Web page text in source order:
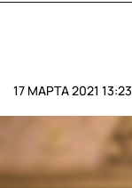
17 МАРТА 2021 13:23